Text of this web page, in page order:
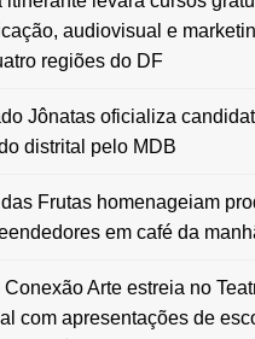
audiovisual e
regiões do DF
Jônatas oficializa
distrital pelo MDB
Frutas homenageiam
em café da
Conexão Arte estreia no
com apresentações de